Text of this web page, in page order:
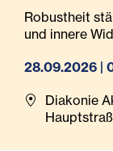
Robustheit
und innere
28.09.2026 |
Diakonie